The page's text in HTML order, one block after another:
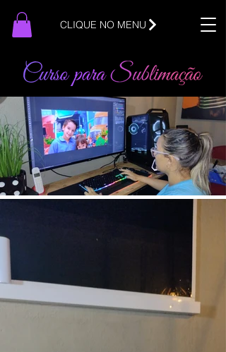
CLIQUE NO MENU